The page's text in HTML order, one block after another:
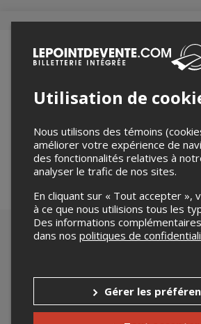
Merci de confirmer que vous
bas.
Utilisation de
Nous utilisons des témoins
améliorer votre expérience de
des fonctionnalités relatives à
analyser le trafic de nos sites.
En cliquant sur « Tout accepter »,
à ce que nous utilisions tous les
Des informations
dans nos politiques de
Gérer les